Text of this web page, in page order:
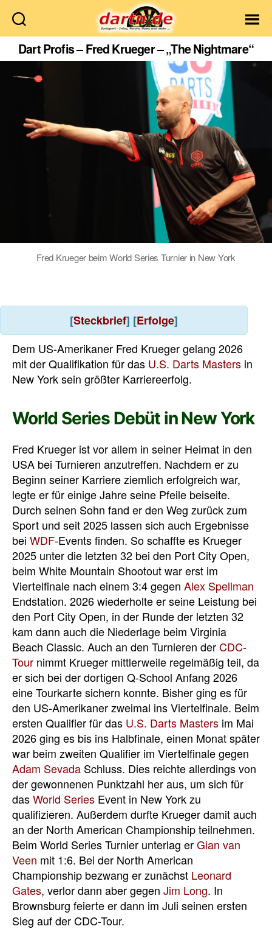
Dartn.de
Dart Profis – Fred Krueger – „The Nightmare“
Fred Krueger beim World Series Turnier in New York
[Steckbrief] [Erfolge]
Dem US-Amerikaner Fred Krueger gelang 2026
mit der Qualifikation für das U.S. Darts Masters in
New York sein größter Karriereerfolg.
World Series Debüt in New York
Fred Krueger ist vor allem in seiner Heimat in den
USA bei Turnieren anzutreffen. Nachdem er zu
Beginn seiner Karriere ziemlich erfolgreich war,
legte er für einige Jahre seine Pfeile beiseite.
Durch seinen Sohn fand er den Weg zurück zum
Sport und seit 2025 lassen sich auch Ergebnisse
bei WDF-Events finden. So schaffte es Krueger
2025 unter die letzten 32 bei den Port City Open,
beim White Mountain Shootout war erst im
Viertelfinale nach einem 3:4 gegen Alex Spellman
Endstation. 2026 wiederholte er seine Leistung bei
den Port City Open, in der Runde der letzten 32
kam dann auch die Niederlage beim Virginia
Beach Classic. Auch an den Turnieren derCDC-
Tour nimmt Krueger mittlerweile regelmäßig teil, da
er sich bei der dortigen Q-School Anfang 2026
eine Tourkarte sichern konnte. Bisher ging es für
den US-Amerikaner zweimal ins Viertelfinale. Beim
ersten Qualifier für das U.S. Darts Masters im Mai
2026 ging es bis ins Halbfinale, einen Monat später
war beim zweiten Qualifier im Viertelfinale gegen
Adam Sevada Schluss. Dies reichte allerdings von
der gewonnenen Punktzahl her aus, um sich für
dasWorld Series Event in New York zu
qualifizieren. Außerdem durfte Krueger damit auch
an der North American Championship teilnehmen.
Beim World Series Turnier unterlag erGian van
Veen mit 1:6. Bei der North American
Championship bezwang er zunächst Leonard
Gates, verlor dann aber gegen Jim Long. In
Brownsburg feierte er dann im Juli seinen ersten
Sieg auf der CDC-Tour.